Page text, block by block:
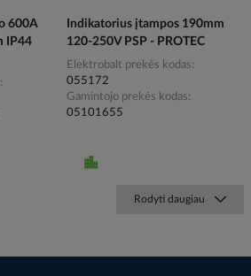
600A
IP44
Indikatorius įtampos 190mm
120-250V PSP - PROTEC
Elektrobalt prekės kodas
055172
Gamintojo prekės kodas
05101655
Rodyti daugiau